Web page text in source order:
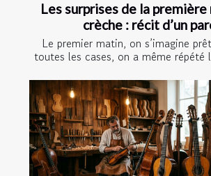
Les surprises de la
crèche : récit d’un
Le premier matin, on s’imagine
toutes les cases, on a même répété